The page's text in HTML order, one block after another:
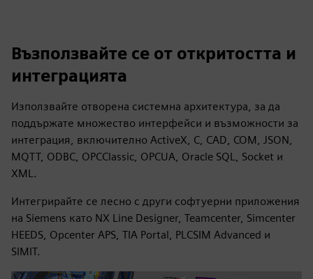
Възползвайте се от откритостта и
интеграцията
Използвайте отворена системна архитектура, за да
поддържате множество интерфейси и възможности за
интеграция, включително ActiveX, C, CAD, COM, JSON,
MQTT, ODBC, OPCClassic, OPCUA, Oracle SQL, Socket и
XML.
Интегрирайте се лесно с други софтуерни приложения
на Siemens като NX Line Designer, Teamcenter, Simcenter
HEEDS, Opcenter APS, TIA Portal, PLCSIM Advanced и
SIMIT.